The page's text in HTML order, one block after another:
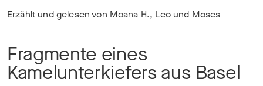
Erzählt und gelesen von Moana H., Leo und Moses
Fragmente eines
Kamelunterkiefers aus Basel